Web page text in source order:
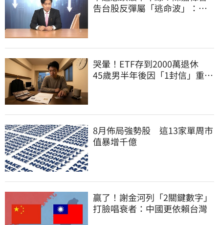
告台股反彈屬「逃命波」：空
哭暈！ETF存到2000萬退休
45歲男半年後因「1封信」重回
8月佈局強勢股 這13家單周市
值暴增千億
贏了！謝金河列「2關鍵數字」
打臉唱衰者：中國更依賴台灣